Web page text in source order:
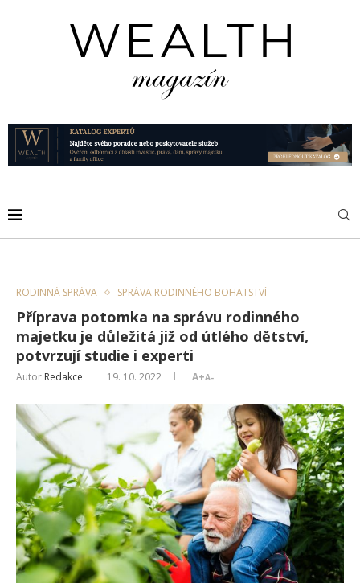
RODINNÁ SPRÁVA SPRÁVA RODINNÉHO BOHATSTVÍ
Příprava potomka na správu rodinného
majetku je důležitá již od útlého dětství,
potvrzují studie i experti
Autor Redakce 19. 10. 2022 A+A-